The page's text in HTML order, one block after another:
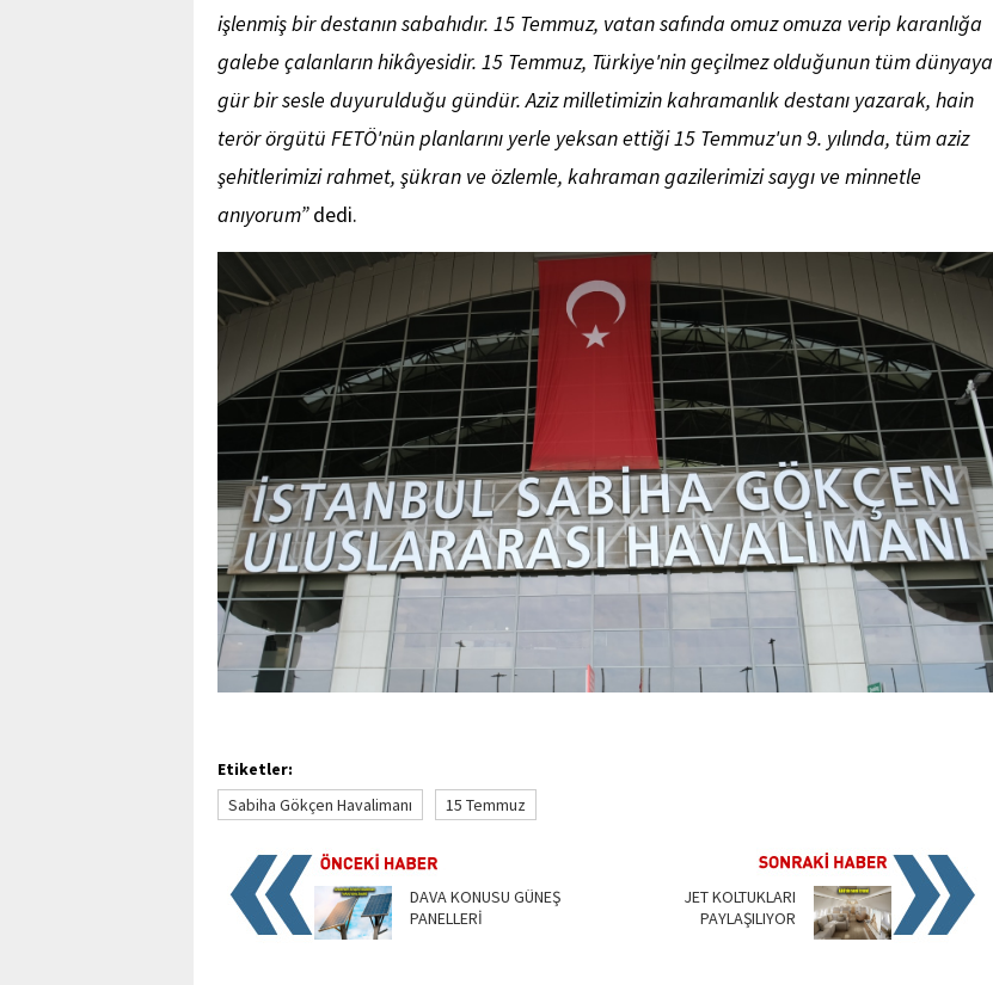
işlenmiş bir destanın sabahıdır. 15 Temmuz, vatan safında omuz omuza verip karanlığa
galebe çalanların hikâyesidir. 15 Temmuz, Türkiye'nin geçilmez olduğunun tüm dünyaya
gür bir sesle duyurulduğu gündür. Aziz milletimizin kahramanlık destanı yazarak, hain
terör örgütü FETÖ'nün planlarını yerle yeksan ettiği 15 Temmuz'un 9. yılında, tüm aziz
şehitlerimizi rahmet, şükran ve özlemle, kahraman gazilerimizi saygı ve minnetle
anıyorum”dedi.
Etiketler:
Sabiha Gökçen Havalimanı
15 Temmuz
DAVA KONUSU GÜNEŞ
PANELLERİ
JET KOLTUKLARI
PAYLAŞILIYOR